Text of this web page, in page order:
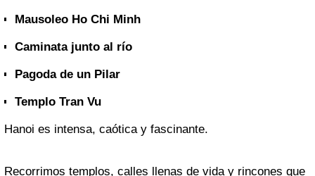
Mausoleo Ho Chi Minh
Caminata junto al río
Pagoda de un Pilar
Templo Tran Vu
Hanoi es intensa, caótica y fascinante.
Recorrimos templos, calles llenas de vida y rincones que